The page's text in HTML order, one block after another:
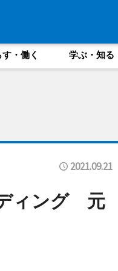
・働く 学ぶ・知る
2021.09.21
ディング 元